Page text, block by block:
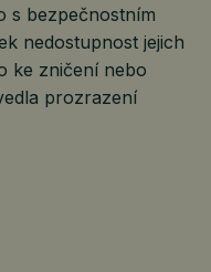
s bezpečnostním
nedostupnost jejich
ke zničení nebo
prozrazení